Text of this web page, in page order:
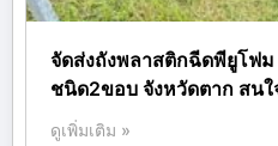
จัดส่งถังพลาสติกฉีดพียูโฟ
ชนิด2ขอบ จังหวัดตาก สน
ดูเพิ่มเติม »